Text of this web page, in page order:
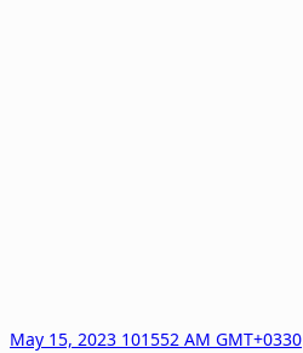
May 15, 2023 101552 AM GMT+0330